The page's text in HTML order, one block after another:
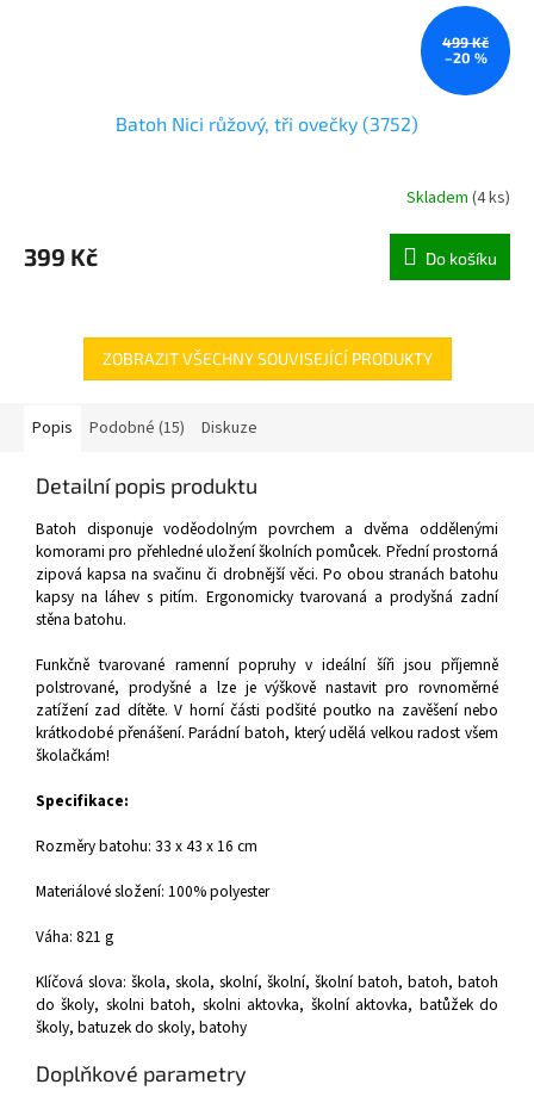
499 Kč
–20 %
Batoh Nici růžový, tři ovečky (3752)
Skladem (4 ks)
399 Kč Do košíku
ZOBRAZIT VŠECHNY SOUVISEJÍCÍ PRODUKTY
Popis Podobné (15) Diskuze
Detailní popis produktu
Batoh disponuje voděodolným povrchem a dvěma oddělenými
komorami pro přehledné uložení školních pomůcek. Přední prostorná
zipová kapsa na svačinu či drobnější věci. Po obou stranách batohu
kapsy na láhev s pitím. Ergonomicky tvarovaná a prodyšná zadní
stěna batohu.
Funkčně tvarované ramenní popruhy v ideální šíři jsou příjemně
polstrované, prodyšné a lze je výškově nastavit pro rovnoměrné
zatížení zad dítěte. V horní části podšité poutko na zavěšení nebo
krátkodobé přenášení. Parádní batoh, který udělá velkou radost všem
školačkám!
Specifikace:
Rozměry batohu: 33 x 43 x 16 cm
Materiálové složení: 100% polyester
Váha: 821 g
Klíčová slova: škola, skola, skolní, školní, školní batoh, batoh, batoh
do školy, skolni batoh, skolni aktovka, školní aktovka, batůžek do
školy, batuzek do skoly, batohy
Doplňkové parametry